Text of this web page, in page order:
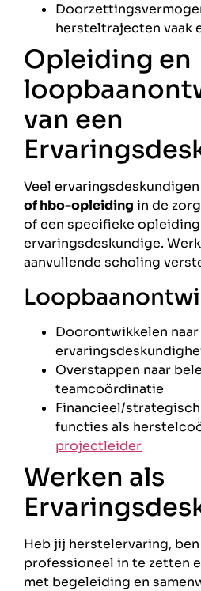
hersteltrajecten vaak
Opleiding en
van een
Veel
of hbo-opleiding in de
of een specifieke
ervaringsdeskundige.
aanvullende scholing
Doorontwikkelen
Overstappen naar
teamcoördinatie
Financieel/
functies als
projectleider
Werken als
Heb jij herstelervaring,
professioneel in te zetten
met begeleiding en